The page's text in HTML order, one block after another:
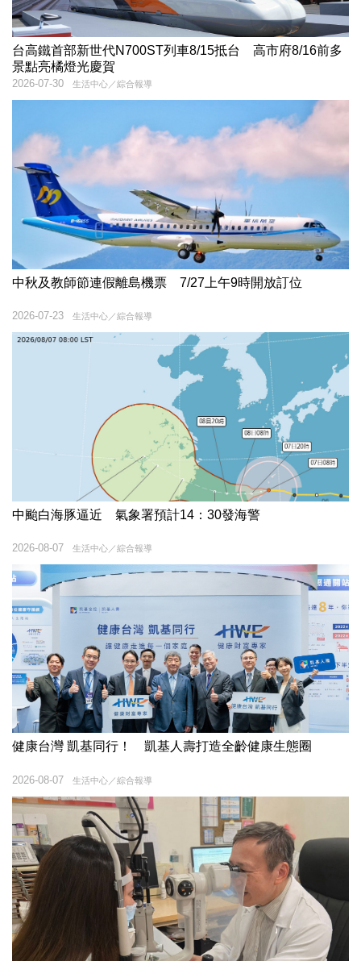
台高鐵首部新世代N700ST列車8/15抵台 高市府8/16前多
景點亮橘燈光慶賀
生活中心／綜合報導
2026-07-30
中秋及教師節連假離島機票 7/27上午9時開放訂位
生活中心／綜合報導
2026-07-23
中颱白海豚逼近 氣象署預計14：30發海警
生活中心／綜合報導
2026-08-07
健康台灣 凱基同行！ 凱基人壽打造全齡健康生態圈
生活中心／綜合報導
2026-08-07